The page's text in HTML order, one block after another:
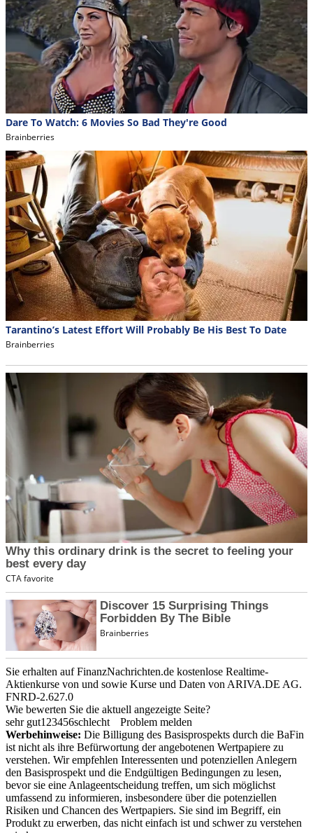
Sie erhalten auf FinanzNachrichten.de kostenlose Realtime-
Aktienkurse von und sowie Kurse und Daten von ARIVA.DE AG.
FNRD-2.627.0
Wie bewerten Sie die aktuell angezeigte Seite?
sehr gut1 23456schlecht
Problem melden
Werbehinweise: Die Billigung des Basisprospekts durch die BaFin
ist nicht als ihre Befürwortung der angebotenen Wertpapiere zu
verstehen. Wir empfehlen Interessenten und potenziellen Anlegern
den Basisprospekt und die Endgültigen Bedingungen zu lesen,
bevor sie eine Anlageentscheidung treffen, um sich möglichst
umfassend zu informieren, insbesondere über die potenziellen
Risiken und Chancen des Wertpapiers. Sie sind im Begriff, ein
Produkt zu erwerben, das nicht einfach ist und schwer zu verstehen